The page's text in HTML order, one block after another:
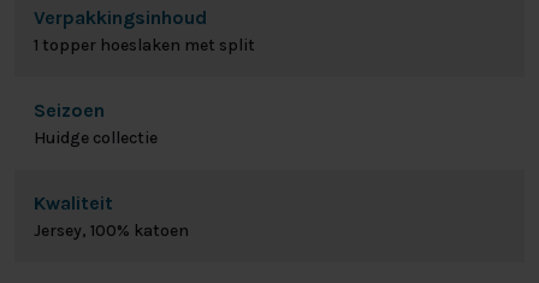
Verpakkingsinhoud
1 topper hoeslaken met split
Seizoen
Huidge collectie
Kwaliteit
Jersey, 100% katoen